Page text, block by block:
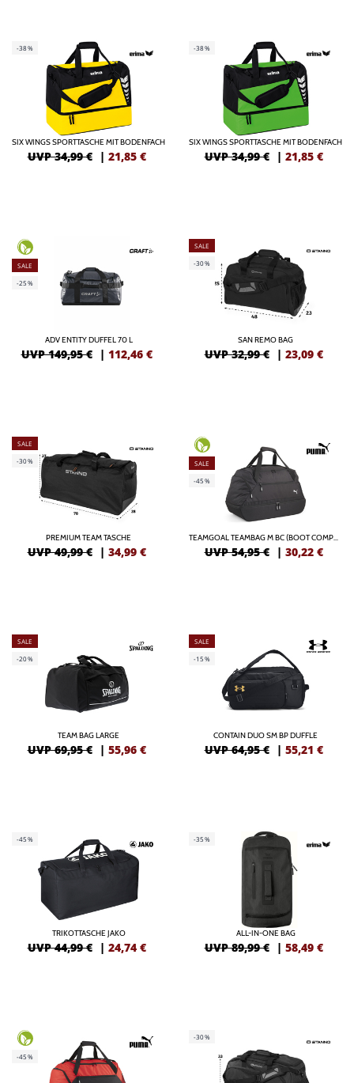
-38%
SIX WINGS SPORTTASCHE MIT BODENFACH
UVP 34,99 € | 21,85 €
-38%
SIX WINGS SPORTTASCHE MIT BODENFACH
UVP 34,99 € | 21,85 €
SALE
-25%
ADV ENTITY DUFFEL 70 L
UVP 149,95 € | 112,46 €
SALE
-30%
SAN REMO BAG
UVP 32,99 € | 23,09 €
SALE
-30%
PREMIUM TEAM TASCHE
UVP 49,99 € | 34,99 €
SALE
-45%
TEAMGOAL TEAMBAG M BC (BOOT COMPARTMENT)
UVP 54,95 € | 30,22 €
SALE
-20%
TEAM BAG LARGE
UVP 69,95 € | 55,96 €
SALE
-15%
CONTAIN DUO SM BP DUFFLE
UVP 64,95 € | 55,21 €
-45%
TRIKOTTASCHE JAKO
UVP 44,99 € | 24,74 €
-35%
ALL-IN-ONE BAG
UVP 89,99 € | 58,49 €
-45%
-30%